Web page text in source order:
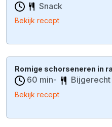
Snack
Bekijk recept
Romige schorseneren in
60 min- Bijgerecht
Bekijk recept